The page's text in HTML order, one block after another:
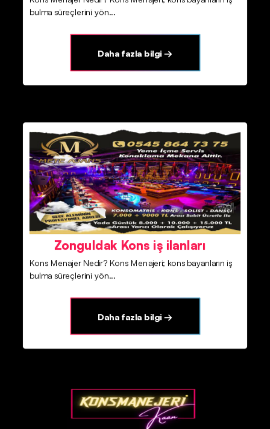
bulma süreçlerini yön...
Daha fazla bilgi →
Zonguldak Kons iş ilanları
Kons Menajer Nedir? Kons Menajeri; kons bayanların iş
bulma süreçlerini yön...
Daha fazla bilgi →